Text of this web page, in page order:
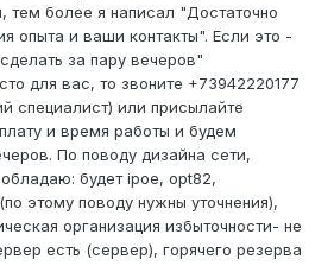
тем более я написал "Достаточно
опыта и ваши контакты". Если это -
за пару вечеров"
для вас, то звоните +73942220177
специалист) или присылайте
и время работы и будем
По поводу дизайна сети,
будет ipoe, opt82,
этому поводу нужны уточнения),
организация избыточности- не
есть (сервер), горячего резерва